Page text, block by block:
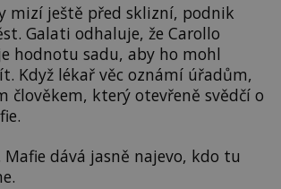
mizí ještě před sklizní, podnik
Galati odhaluje, že Carollo
hodnotu sadu, aby ho mohl
Když lékař věc oznámí úřadům,
člověkem, který otevřeně svědčí o
dává jasně najevo, kdo tu